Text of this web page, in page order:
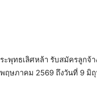
ะพุทธเลิศหล้า รับสมัครลูกจ้า
ฤษภาคม 2569 ถึงวันที่ 9 มิ